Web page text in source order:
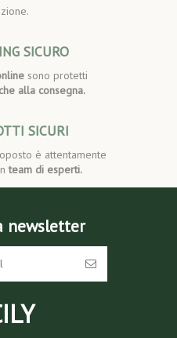
SICURO
sono protetti
alla consegna.
SICURI
è attentamente
team di esperti.
newsletter